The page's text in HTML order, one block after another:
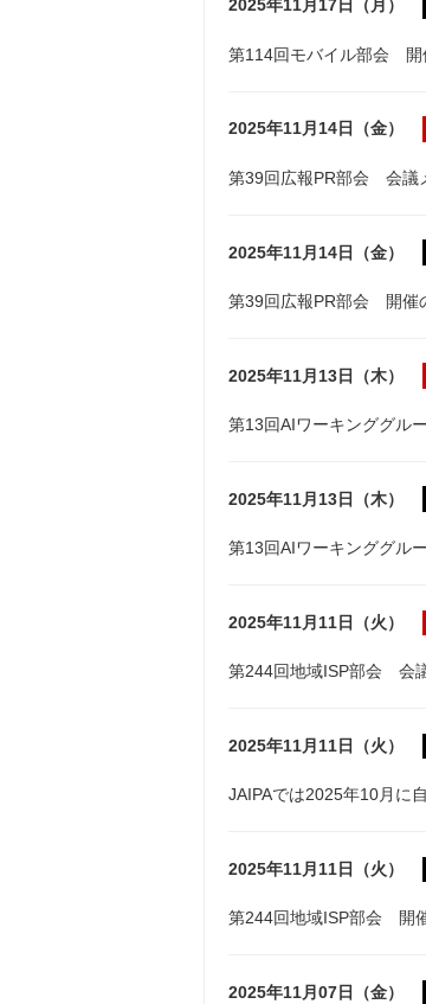
2025年11月17日（月）
第114回モバイル部会 開
2025年11月14日（金）
第39回広報PR部会 会議
2025年11月14日（金）
第39回広報PR部会 開催
2025年11月13日（木）
第13回AIワーキンググル
2025年11月13日（木）
第13回AIワーキンググル
2025年11月11日（火）
第244回地域ISP部会 会
2025年11月11日（火）
JAIPAでは2025年10月に
2025年11月11日（火）
第244回地域ISP部会 開
2025年11月07日（金）